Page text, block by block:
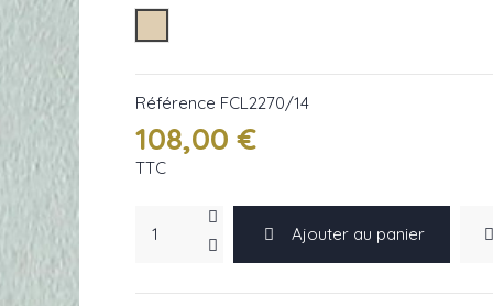
Référence FCL2270/14
108,00 €
TTC
Ajouter au panier